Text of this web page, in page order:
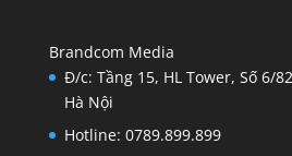
Brandcom Media
Đ/c: Tầng 15, HL Tower, Số 6/
Hà Nội
Hotline: 0789.899.899